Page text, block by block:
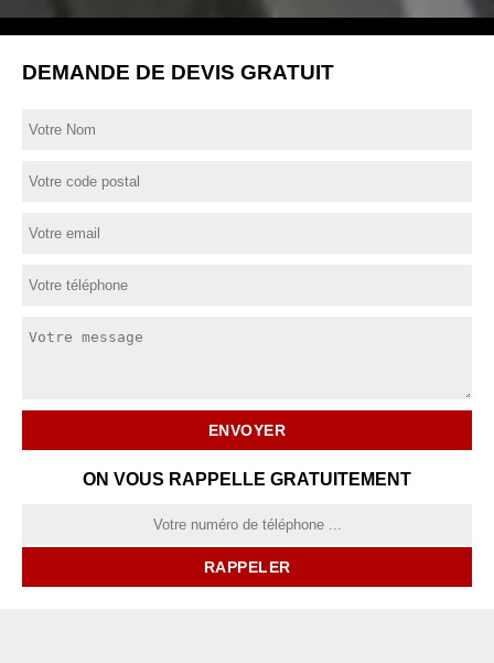
DEMANDE DE DEVIS GRATUIT
ON VOUS RAPPELLE GRATUITEMENT